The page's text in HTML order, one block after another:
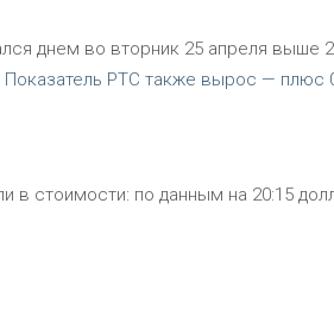
днем во вторник 25 апреля выше
Показатель РТС также вырос — плюс
стоимости: по данным на 20:15